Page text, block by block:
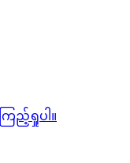
ည့်ရှုပါ။